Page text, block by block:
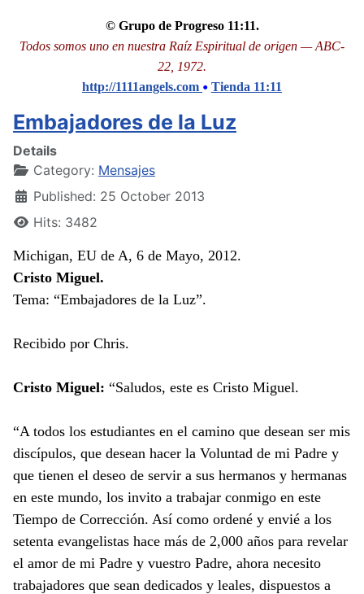
© Grupo de Progreso 11:11.
Todos somos uno en nuestra Raíz Espiritual de origen — ABC-
22, 1972.
http://1111angels.com • Tienda 11:11
Embajadores de la Luz
Details
Category: Mensajes
Published: 25 October 2013
Hits: 3482
Michigan, EU de A, 6 de Mayo, 2012.
Cristo Miguel.
Tema: “Embajadores de la Luz”.
Recibido por Chris.
Cristo Miguel: “Saludos, este es Cristo Miguel.
“A todos los estudiantes en el camino que desean ser mis
discípulos, que desean hacer la Voluntad de mi Padre y
que tienen el deseo de servir a sus hermanos y hermanas
en este mundo, los invito a trabajar conmigo en este
Tiempo de Corrección. Así como ordené y envié a los
setenta evangelistas hace más de 2,000 años para revelar
el amor de mi Padre y vuestro Padre, ahora necesito
trabajadores que sean dedicados y leales, dispuestos a